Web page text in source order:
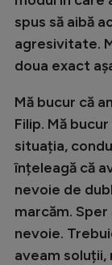
spus să aibă
agresivitate.
doua exact
Mă bucur că
Filip. Mă
situația,
înțeleagă că
nevoie de
marcăm.
nevoie.
aveam soluții,